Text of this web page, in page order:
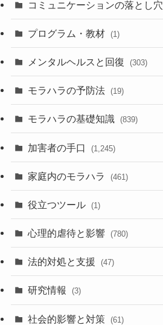
コミュニケーションの落とし穴
プログラム・教材 (1)
メンタルヘルスと回復 (303)
モラハラの予防法 (19)
モラハラの基礎知識 (839)
加害者の手口 (1,245)
家庭内のモラハラ (461)
役立つツール (1)
心理的虐待と影響 (780)
法的対処と支援 (47)
研究情報 (3)
社会的影響と対策 (61)